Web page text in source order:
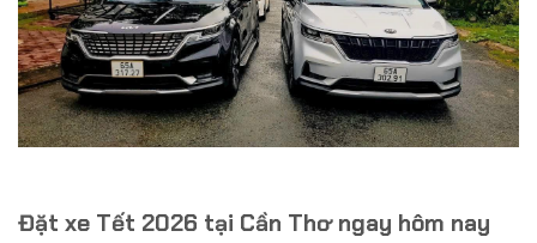
Đặt xe Tết 2026 tại Cần Thơ ngay hôm nay